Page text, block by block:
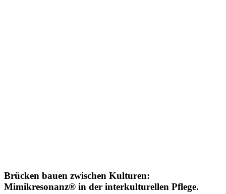
Brücken bauen zwischen Kulturen:
Mimikresonanz® in der interkulturellen Pflege.